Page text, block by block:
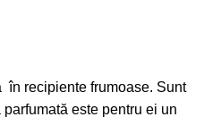
în recipiente frumoase. Sunt
este pentru ei un